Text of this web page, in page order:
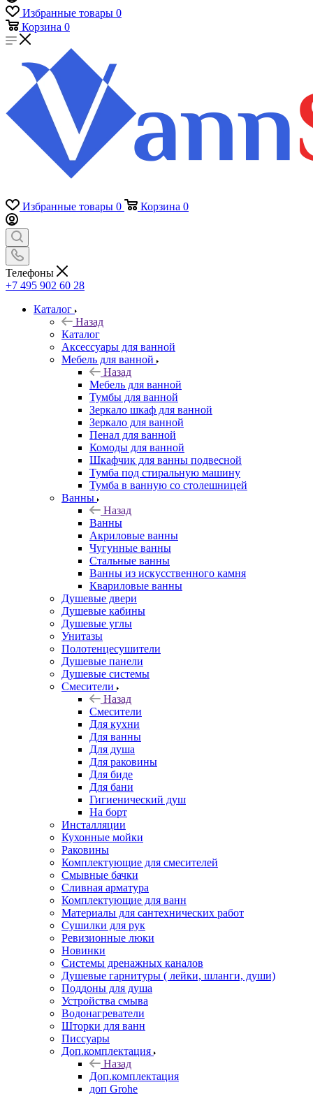
Избранные товары 0
Корзина 0
Избранные товары 0 Корзина 0
Телефоны
+7 495 902 60 28
Каталог
Назад
Каталог
Аксессуары для ванной
Мебель для ванной
Назад
Мебель для ванной
Тумбы для ванной
Зеркало шкаф для ванной
Зеркало для ванной
Пенал для ванной
Комоды для ванной
Шкафчик для ванны подвесной
Тумба под стиральную машину
Тумба в ванную со столешницей
Ванны
Назад
Ванны
Акриловые ванны
Чугунные ванны
Стальные ванны
Ванны из искусственного камня
Квариловые ванны
Душевые двери
Душевые кабины
Душевые углы
Унитазы
Полотенцесушители
Душевые панели
Душевые системы
Смесители
Назад
Смесители
Для кухни
Для ванны
Для душа
Для раковины
Для биде
Для бани
Гигиенический душ
На борт
Инсталляции
Кухонные мойки
Раковины
Комплектующие для смесителей
Смывные бачки
Сливная арматура
Комплектующие для ванн
Материалы для сантехнических работ
Сушилки для рук
Ревизионные люки
Новинки
Системы дренажных каналов
Душевые гарнитуры ( лейки, шланги, души)
Поддоны для душа
Устройства смыва
Водонагреватели
Шторки для ванн
Писсуары
Доп.комплектация
Назад
Доп.комплектация
доп Grohe